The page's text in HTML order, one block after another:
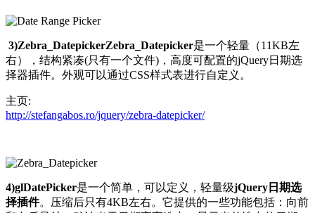
3)Zebra_DatepickerZebra_Datepicker是一个轻量（11KB左
右），结构紧凑(只有一个文件)，高度可配置的jQuery日期选
择器插件。外观可以通过CSS样式表进行自定义。
主页:
http://stefangabos.ro/jquery/zebra-datepicker/
4)glDatePicker是一个简单，可以定义，轻量级jQuery日期选
择插件。压缩后只有4KB左右。它提供的一些功能包括：向前